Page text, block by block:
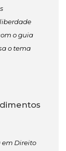
o guia
o tema
em Direito